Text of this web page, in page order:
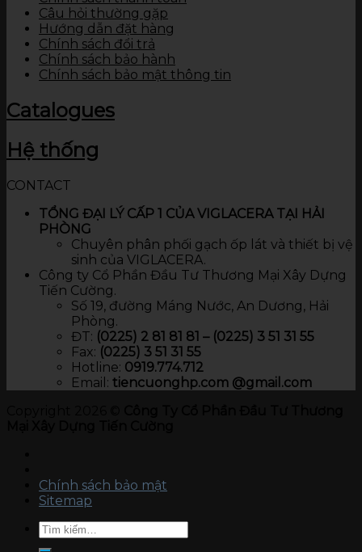
Câu hỏi thường gặp
Hướng dẫn đặt hàng
Chính sách đổi trả
Chính sách bảo hành
Chính sách bảo mật thông tin
Catalogues
Hệ thống
CONTACT
TỔNG ĐẠI LÝ CẤP 1 CỦA VIGLACERA TẠI HẢI
PHÒNG
Chuyên phân phối gạch ốp lát và thiết bị vệ
sinh của VIGLACERA.
Công ty Cổ Phần Đầu Tư Thương Mại Xây Dựng
Tiến Cường.
Số 19, đường Máng Nước, An Dương, Hải
Phòng.
ĐT: (0225) 2 81 81 81 – (0225) 3 51 31 55
Fax: (0225) 3 51 31 55
Hotline: 0919.774.712​
Email: tiencuonghp.com @gmail.com
Chính sách bảo mật
Sitemap
Tìm
kiếm: